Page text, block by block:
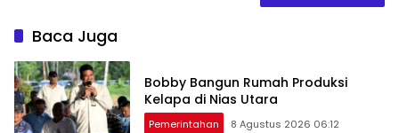
Baca Juga
Bobby Bangun Rumah Produksi
Kelapa di Nias Utara
Pemerintahan 8 Agustus 2026 06:12